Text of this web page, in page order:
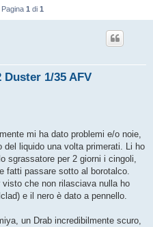
1 di 1
Duster 1/35 AFV
mi ha dato problemi e/o noie,
liquido una volta primerati. Li ho
sgrassatore per 2 giorni i cingoli,
fatti passare sotto al borotalco.
che non rilasciava nulla ho
e il nero è dato a pennello.
un Drab incredibilmente scuro,